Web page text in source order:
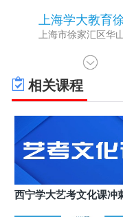
上海学大教育
上海市徐家汇区华
上海学大教育
上海市虹口区汶水东
上海学大教育
上海市杨浦区政通
上海学大教育
上海市杨浦区控江
9 上海学大教育
相关课程
西宁学大艺考文化课冲